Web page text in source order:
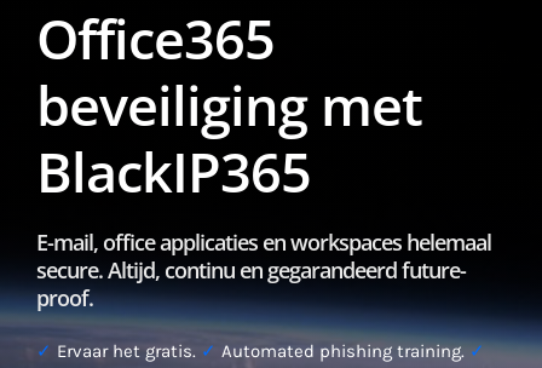
Office365
beveiliging met
BlackIP365
E-mail, office applicaties en workspaces helemaal
secure. Altijd, continu en gegarandeerd future-
proof.
✓ Ervaar het gratis. ✓ Automated phishing training. ✓